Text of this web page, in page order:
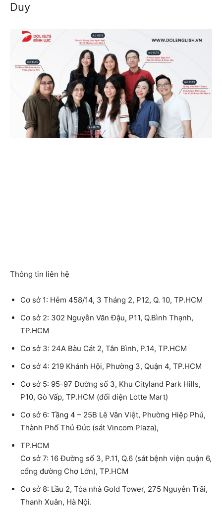
Duy
Thông tin liên hệ
Cơ sở 1: Hẻm 458/14, 3 Tháng 2, P12, Q. 10, TP.HCM
Cơ sở 2: 302 Nguyễn Văn Đậu, P11, Q.Bình Thạnh,
TP.HCM
Cơ sở 3: 24A Bàu Cát 2, Tân Bình, P.14, TP.HCM
Cơ sở 4: 219 Khánh Hội, Phường 3, Quận 4, TP.HCM
Cơ sở 5: 95-97 Đường số 3, Khu Cityland Park Hills,
P10, Gò Vấp, TP.HCM (đối diện Lotte Mart)
Cơ sở 6: Tầng 4 – 25B Lê Văn Việt, Phường Hiệp Phú,
Thành Phố Thủ Đức (sát Vincom Plaza),
TP.HCM
Cơ sở 7: 16 Đường số 3, P.11, Q.6 (sát bệnh viện quận 6,
cổng đường Chợ Lớn), TP.HCM
Cơ sở 8: Lầu 2, Tòa nhà Gold Tower, 275 Nguyễn Trãi,
Thanh Xuân, Hà Nội.